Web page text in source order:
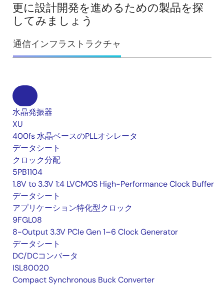
更に設計開発を進めるための製品を探
してみましょう
通信インフラストラクチャ
水晶発振器
XU
400fs 水晶ベースのPLLオシレータ
データシート
クロック分配
5PB1104
1.8V to 3.3V 1:4 LVCMOS High-Performance Clock Buffer
データシート
アプリケーション特化型クロック
9FGL08
8-Output 3.3V PCIe Gen 1–6 Clock Generator
データシート
DC/DCコンバータ
ISL80020
Compact Synchronous Buck Converter